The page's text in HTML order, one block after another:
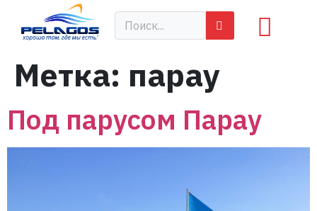
Метка: парау
Под парусом Парау